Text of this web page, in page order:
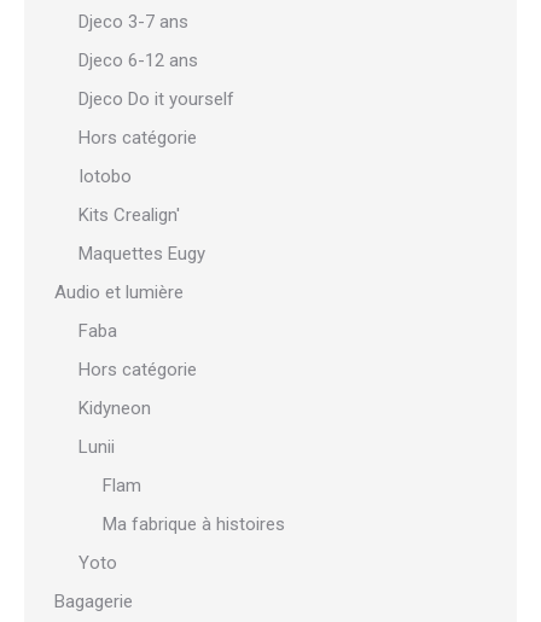
Djeco 3-7 ans
Djeco 6-12 ans
Djeco Do it yourself
Hors catégorie
Iotobo
Kits Crealign'
Maquettes Eugy
Audio et lumière
Faba
Hors catégorie
Kidyneon
Lunii
Flam
Ma fabrique à histoires
Yoto
Bagagerie